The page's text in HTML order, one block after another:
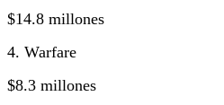
$14.8 millones
4. Warfare
$8.3 millones